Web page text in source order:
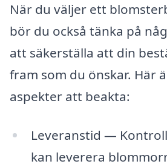
När du väljer ett
bör du också tänka på
att säkerställa att din
fram som du önskar. Här
aspekter att beakta:
Leveranstid —
kan leverera